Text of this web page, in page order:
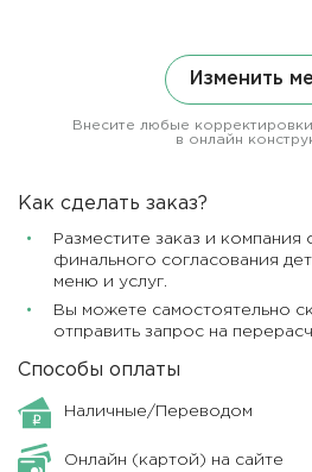
Изменить
Внесите любые
в онлайн
Как сделать заказ?
Разместите заказ и компания
финального согласования
меню и услуг.
Вы можете самостоятельно
отправить запрос на
Способы оплаты
Наличные/Переводом
Онлайн (картой) на сайте